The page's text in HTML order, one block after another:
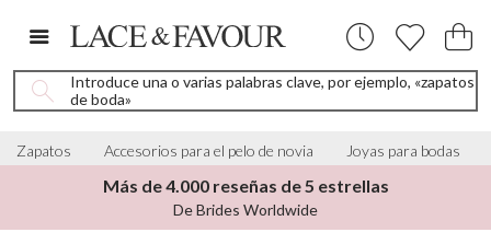
Introduce una o varias palabras clave, por ejemplo, «zapatos
de boda»
Zapatos Accesorios para el pelo de novia Joyas para bodas
Más de 4.000 reseñas de 5 estrellas
De Brides Worldwide